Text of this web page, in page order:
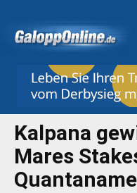
Kalpana
Mares